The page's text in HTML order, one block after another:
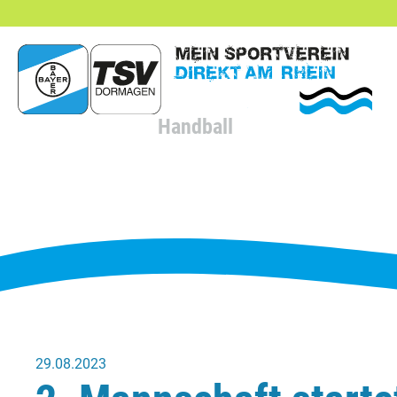
Handball
29.08.2023